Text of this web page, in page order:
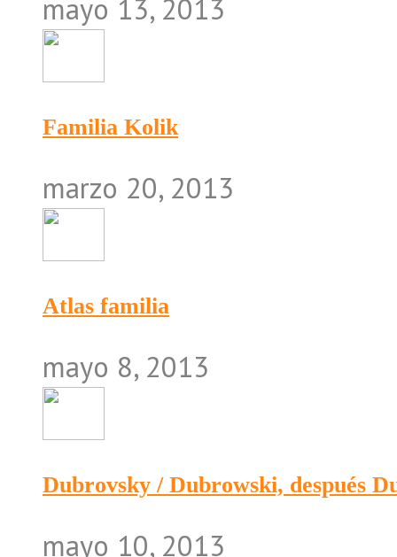
mayo 13, 2013
Familia Kolik
marzo 20, 2013
Atlas familia
mayo 8, 2013
Dubrovsky / Dubrowski, después
mayo 10, 2013